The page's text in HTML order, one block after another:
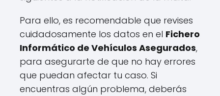
Para ello, es recomendable que revises
cuidadosamente los datos en el Fichero
Informático de Vehículos Asegurados,
para asegurarte de que no hay errores
que puedan afectar tu caso. Si
encuentras algún problema, deberás